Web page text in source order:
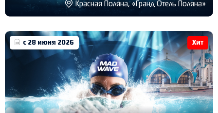
Красная Поляна, «Гранд Отель Поляна»
с 28 июня 2026 Хит